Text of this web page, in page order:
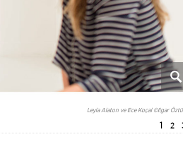
1 2
Leyla Alaton ve Ece Koçal ©Ilgar